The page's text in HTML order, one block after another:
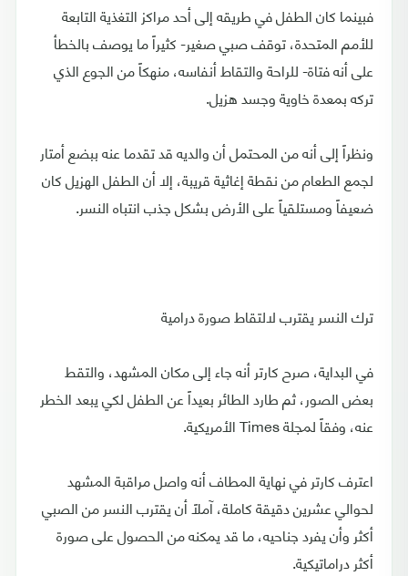
فبينما كان الطفل في طريقه إلى أحد مراكز التغذية التابعة
للأمم المتحدة، توقف صبي صغير- كثيراً ما يوصف بالخطأ
على أنه فتاة- للراحة والتقاط أنفاسه، منهكاً من الجوع الذي
تركه بمعدة خاوية وجسد هزيل.
ونظراً إلى أنه من المحتمل أن والديه قد تقدما عنه ببضع أمتار
لجمع الطعام من نقطة إغاثية قريبة، إلا أن الطفل الهزيل كان
ضعيفاً ومستلقياً على الأرض بشكل جذب انتباه النسر.
ترك النسر يقترب لالتقاط صورة درامية
في البداية، صرح كارتر أنه جاء إلى مكان المشهد، والتقط
بعض الصور، ثم طارد الطائر بعيداً عن الطفل لكي يبعد الخطر
عنه، وفقاً لمجلة Times الأمريكية.
اعترف كارتر في نهاية المطاف أنه واصل مراقبة المشهد
لحوالي عشرين دقيقة كاملة، آملاً أن يقترب النسر من الصبي
أكثر وأن يفرد جناحيه، ما قد يمكنه من الحصول على صورة
أكثر دراماتيكية.